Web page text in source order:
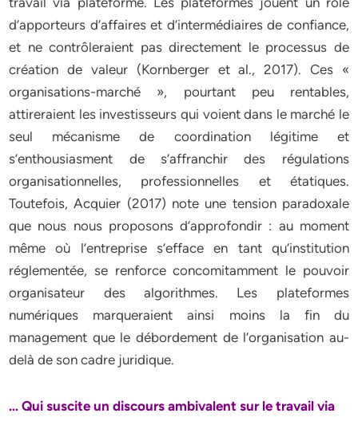
d’apporteurs d’affaires et d’intermédiaires de confiance,
et ne contrôleraient pas directement le processus de
création de valeur (Kornberger et al., 2017). Ces «
organisations-marché », pourtant peu rentables,
attireraient les investisseurs qui voient dans le marché le
seul mécanisme de coordination légitime et
s’enthousiasment de s’affranchir des régulations
organisationnelles, professionnelles et étatiques.
Toutefois, Acquier (2017) note une tension paradoxale
que nous nous proposons d’approfondir : au moment
même où l’entreprise s’efface en tant qu’institution
réglementée, se renforce concomitamment le pouvoir
organisateur des algorithmes. Les plateformes
numériques marqueraient ainsi moins la fin du
management que le débordement de l’organisation au-
delà de son cadre juridique.
… Qui suscite un discours ambivalent sur le travail via